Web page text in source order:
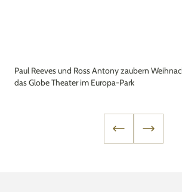
Paul Reeves und Ross Antony zaubern
das Globe Theater im Europa-Park